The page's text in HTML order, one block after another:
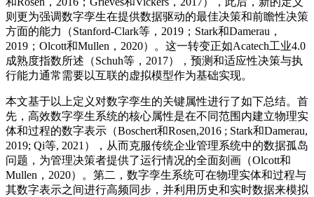
则更为强调数字孪生在提供数据驱动的最佳决策和前瞻性决策
方面的能力（Stanford-Clark等，2019；Stark和Damerau，
2019；Olcott和Mullen，2020）。这一转变正如Acatech工业4.0
成熟度指数所述（Schuh等，2017），预测和适应性决策与执
行能力通常需要以互联的虚拟模型作为基础实现。
本文基于以上定义对数字孪生的关键属性进行了如下总结。首
先，高效数字孪生系统的核心属性是在不同范围内建立物理实
体和过程的数字表示（Boschert和Rosen,2016 ; Stark和Damerau,
2019; Qi等, 2021），从而克服传统企业管理系统中的数据孤岛
问题，为管理决策者提供了运行情况的全面刻画（Olcott和
Mullen，2020）。第二，数字孪生系统可在物理实体和过程与
其数字表示之间进行高频同步，并利用历史和实时数据来模拟